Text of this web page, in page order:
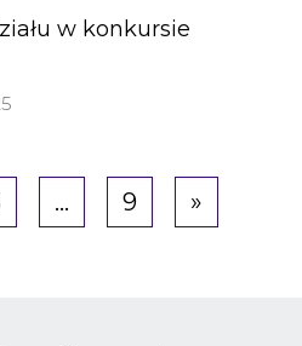
w konkursie
… 9 »